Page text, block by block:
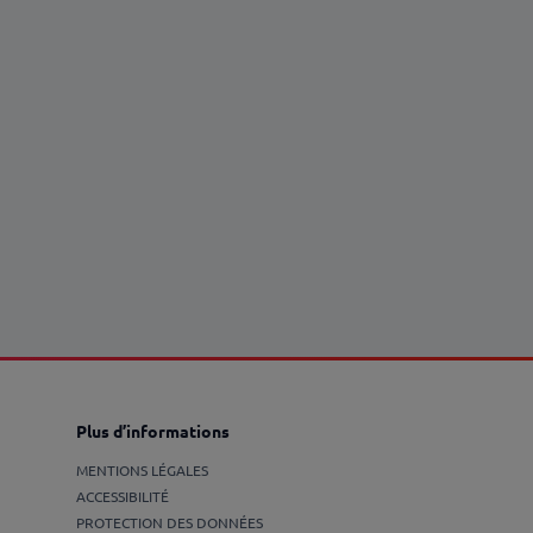
Plus d’informations
MENTIONS LÉGALES
ACCESSIBILITÉ
PROTECTION DES DONNÉES